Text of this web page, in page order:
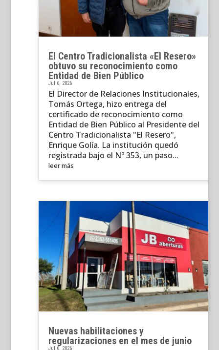
El Centro Tradicionalista «El Resero»
obtuvo su reconocimiento como
Entidad de Bien Público
Jul 6, 2026
El Director de Relaciones Institucionales,
Tomás Ortega, hizo entrega del
certificado de reconocimiento como
Entidad de Bien Público al Presidente del
Centro Tradicionalista "El Resero",
Enrique Golía. La institución quedó
registrada bajo el Nº 353, un paso...
leer más
Nuevas habilitaciones y
regularizaciones en el mes de junio
Jul 6, 2026